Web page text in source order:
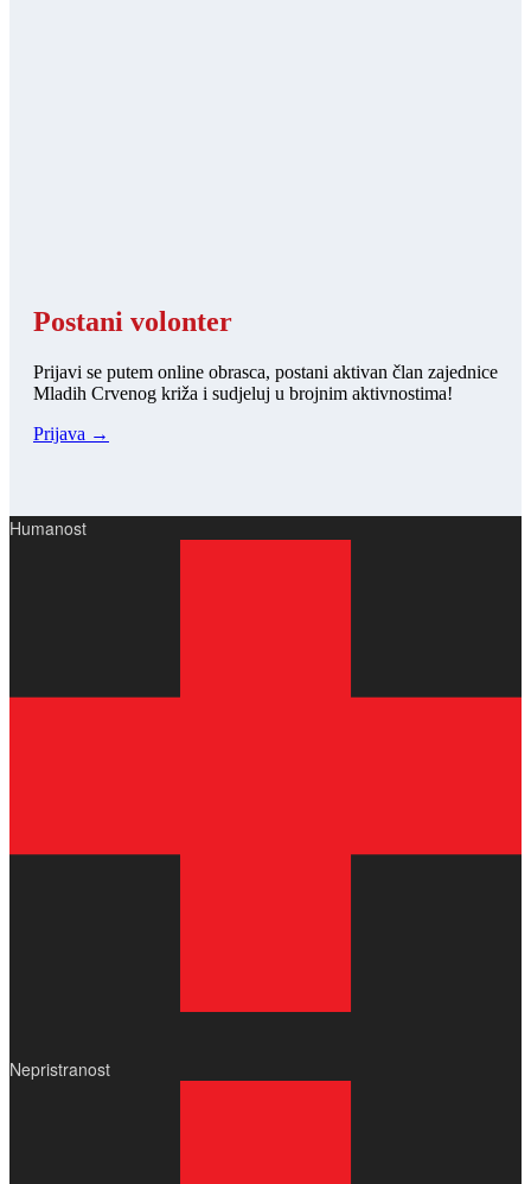
Postani volonter
Prijavi se putem online obrasca, postani aktivan član zajednice
Mladih Crvenog križa i sudjeluj u brojnim aktivnostima!
Prijava →
Humanost
Nepristranost